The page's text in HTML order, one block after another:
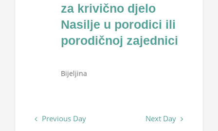
za krivično djelo
Nasilje u porodici ili
porodičnoj zajednici
Bijeljina
Previous Day Next Day